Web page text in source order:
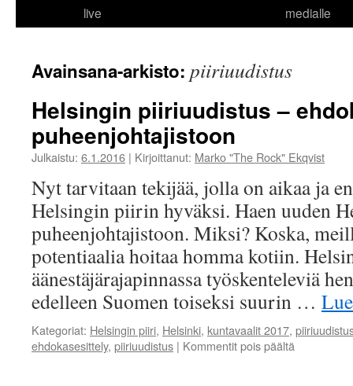
live
medialle
Avainsana-arkisto: piiriuudistus
Helsingin piiriuudistus –
puheenjohtajistoon
Julkaistu: 6.1.2016 | Kirjoittanut: Marko "The Rock" Ekqvist
Nyt tarvitaan tekijää, jolla on aikaa ja
Helsingin piirin hyväksi. Haen uuden
puheenjohtajistoon. Miksi? Koska,
potentiaalia hoitaa homma kotiin.
äänestäjärajapinnassa työskenteleviä
edelleen Suomen toiseksi suurin …
Kategoriat: Helsingin piiri, Helsinki, kuntavaalit 2017,
ehdokasesittely, piiriuudistus | Kommentit pois päältä